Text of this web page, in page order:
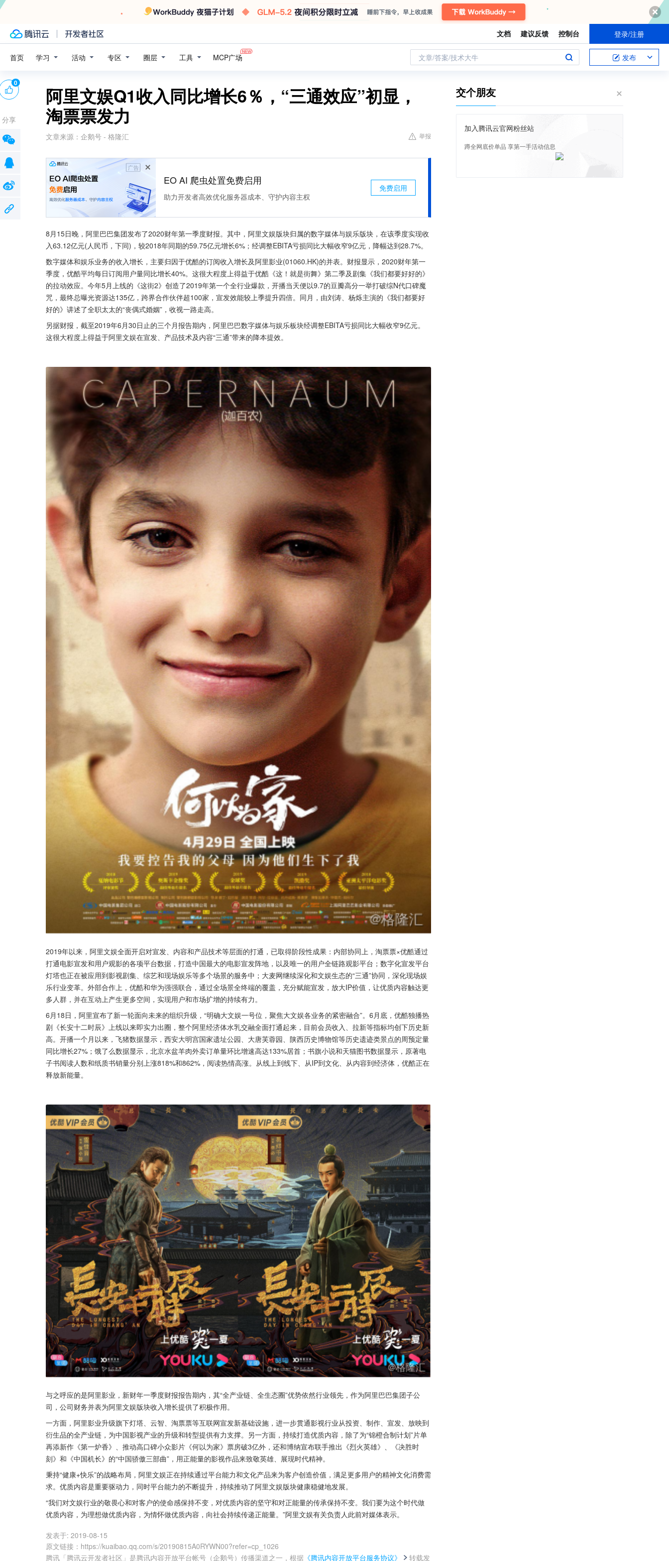
文档 建议反馈 控制台 登录/注册
首页 学习 活动 专区 圈层 工具 MCP广场 文章/答案/技术大牛 发布
阿里文娱Q1收入同比增长6％，“三通效应”初显，
淘票票发力
文章来源： 企鹅号 - 格隆汇 举报
广告
EO AI 爬虫处置免费启用
助力开发者高效优化服务器成本、守护内容主权
免费启用
8月15日晚，阿里巴巴集团发布了2020财年第一季度财报。其中，阿里文娱版块归属的数字媒体与娱乐版块，在该季度实现收
入63.12亿元(人民币，下同)，较2018年同期的59.75亿元增长6%；经调整EBITA亏损同比大幅收窄9亿元，降幅达到28.7%。
数字媒体和娱乐业务的收入增长，主要归因于优酷的订阅收入增长及阿里影业(01060.HK)的并表。财报显示，2020财年第一
季度，优酷平均每日订阅用户量同比增长40%。这很大程度上得益于优酷《这！就是街舞》第二季及剧集《我们都要好好的》
的拉动效应。今年5月上线的《这街2》创造了2019年第一个全行业爆款，开播当天便以9.7的豆瓣高分一举打破综N代口碑魔
咒，最终总曝光资源达135亿，跨界合作伙伴超100家，宣发效能较上季提升四倍。同月，由刘涛、杨烁主演的《我们都要好
好的》讲述了全职太太的“丧偶式婚姻”，收视一路走高。
另据财报，截至2019年6月30日止的三个月报告期内，阿里巴巴数字媒体与娱乐板块经调整EBITA亏损同比大幅收窄9亿元。
这很大程度上得益于阿里文娱在宣发、产品技术及内容“三通”带来的降本提效。
2019年以来，阿里文娱全面开启对宣发、内容和产品技术等层面的打通，已取得阶段性成果：内部协同上，淘票票×优酷通过
打通电影宣发和用户观影的各项平台数据，打造中国最大的电影宣发阵地，以及唯一的用户全链路观影平台；数字化宣发平台
灯塔也正在被应用到影视剧集、综艺和现场娱乐等多个场景的服务中；大麦网继续深化和文娱生态的“三通”协同，深化现场娱
乐行业变革。外部合作上，优酷和华为强强联合，通过全场景全终端的覆盖，充分赋能宣发，放大IP价值，让优质内容触达更
多人群，并在互动上产生更多空间，实现用户和市场扩增的持续有力。
6月18日，阿里宣布了新一轮面向未来的组织升级，“明确大文娱一号位，聚焦大文娱各业务的紧密融合”。6月底，优酷独播热
剧《长安十二时辰》上线以来即实力出圈，整个阿里经济体水乳交融全面打通起来，目前会员收入、拉新等指标均创下历史新
高。开播一个月以来，飞猪数据显示，西安大明宫国家遗址公园、大唐芙蓉园、陕西历史博物馆等历史遗迹类景点的周预定量
同比增长27%；饿了么数据显示，北京水盆羊肉外卖订单量环比增速高达133%居首；书旗小说和天猫图书数据显示，原著电
子书阅读人数和纸质书销量分别上涨818%和862%，阅读热情高涨。从线上到线下、从IP到文化、从内容到经济体，优酷正在
释放新能量。
与之呼应的是阿里影业，新财年一季度财报报告期内，其“全产业链、全生态圈”优势依然行业领先，作为阿里巴巴集团子公
司，公司财务并表为阿里文娱版块收入增长提供了积极作用。
一方面，阿里影业升级旗下灯塔、云智、淘票票等互联网宣发新基础设施，进一步贯通影视行业从投资、制作、宣发、放映到
衍生品的全产业链，为中国影视产业的升级和转型提供有力支撑。另一方面，持续打造优质内容，除了为“锦橙合制计划”片单
再添新作《第一炉香》、推动高口碑小众影片《何以为家》票房破3亿外，还和博纳宣布联手推出《烈火英雄》、《决胜时
刻》和《中国机长》的“中国骄傲三部曲”，用正能量的影视作品来致敬英雄、展现时代精神。
秉持“健康+快乐”的战略布局，阿里文娱正在持续通过平台能力和文化产品来为客户创造价值，满足更多用户的精神文化消费需
求。优质内容是重要驱动力，同时平台能力的不断提升，持续推动了阿里文娱版块健康稳健地发展。
“我们对文娱行业的敬畏心和对客户的使命感保持不变，对优质内容的坚守和对正能量的传承保持不变。我们要为这个时代做
优质内容，为理想做优质内容，为情怀做优质内容，向社会持续传递正能量。”阿里文娱有关负责人此前对媒体表示。
发表于: 2019-08-15
原文链接 ： https://kuaibao.qq.com/s/20190815A0RYWN00?refer=cp_1026
腾讯「腾讯云开发者社区」是腾讯内容开放平台帐号（企鹅号）传播渠道之一，根据 《腾讯内容开放平台服务协议》 转载发
0
分享
交个朋友
加入腾讯云官网粉丝站
蹲全网底价单品 享第一手活动信息